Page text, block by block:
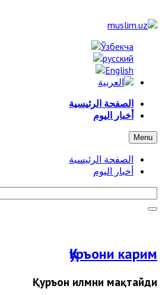
الصفحة الرئيسية
أخبار اليوم
Menu
الصفحة الرئيسية
أخبار اليوم
Қуръони карим
Қуръон илмни мақтайди